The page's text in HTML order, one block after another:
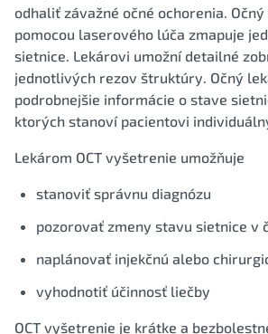
odhaliť závažné očné ochorenia.
pomocou laserového lúča zmapuje
sietnice. Lekárovi umožní detailné
jednotlivých rezov štruktúry. Očný
podrobnejšie informácie o stave
ktorých stanoví pacientovi
Lekárom OCT vyšetrenie umožňuje
stanoviť správnu diagnózu
pozorovať zmeny stavu sietnice v
naplánovať injekčnú alebo
vyhodnotiť účinnosť liečby
OCT vyšetrenie je krátke a